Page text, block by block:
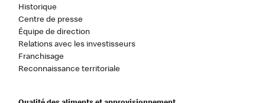
Historique
Centre de presse
Équipe de direction
Relations avec les investisseurs
Franchisage
Reconnaissance territoriale